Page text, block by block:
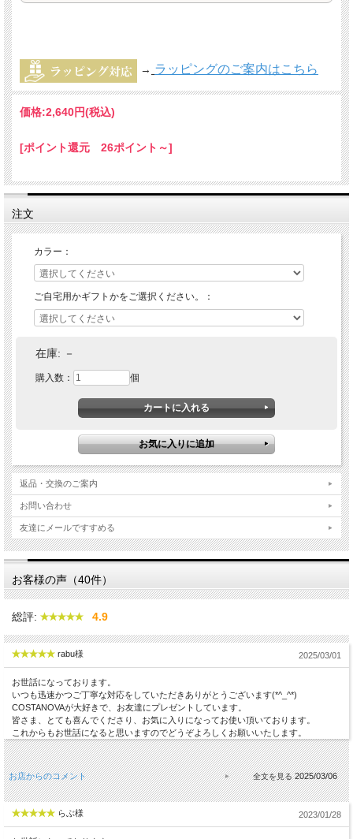
→ ラッピングのご案内はこちら
価格:2,640円(税込)
[ポイント還元 26ポイント～]
注文
カラー：
ご自宅用かギフトかをご選択ください。：
在庫: －
購入数： 個
返品・交換のご案内
お問い合わせ
友達にメールですすめる
お客様の声（40件）
総評: 4.9
rabu様 2025/03/01
お世話になっております。
いつも迅速かつご丁寧な対応をしていただきありがとうございます(*^_^*)
COSTANOVAが大好きで、お友達にプレゼントしています。
皆さま、とても喜んでくださり、お気に入りになってお使い頂いております。
これからもお世話になると思いますのでどうぞよろしくお願いいたします。
お店からのコメント 2025/03/06
らぶ様 2023/01/28